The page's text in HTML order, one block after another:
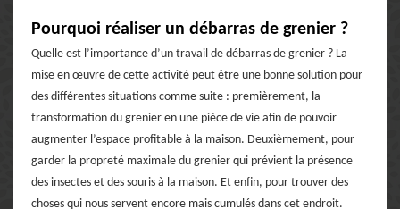
Pourquoi réaliser un débarras de grenier ?
Quelle est l’importance d’un travail de débarras de grenier ? La
mise en œuvre de cette activité peut être une bonne solution pour
des différentes situations comme suite : premièrement, la
transformation du grenier en une pièce de vie afin de pouvoir
augmenter l’espace profitable à la maison. Deuxièmement, pour
garder la propreté maximale du grenier qui prévient la présence
des insectes et des souris à la maison. Et enfin, pour trouver des
choses qui nous servent encore mais cumulés dans cet endroit.